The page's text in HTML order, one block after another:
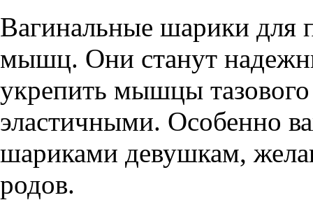
Вагинальные шарики для
мышц. Они станут
укрепить мышцы
эластичными. Особенно
шариками девушкам,
родов.